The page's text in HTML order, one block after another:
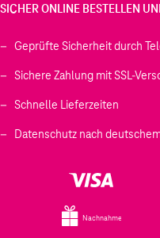
SICHER ONLINE BESTELLEN
Geprüfte Sicherheit durch
Sichere Zahlung mit SSL-
Schnelle Lieferzeiten
Datenschutz nach
Nachnahme